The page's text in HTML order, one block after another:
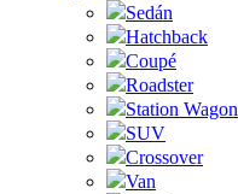
Sedán
Hatchback
Coupé
Roadster
Station Wagon
SUV
Crossover
Van